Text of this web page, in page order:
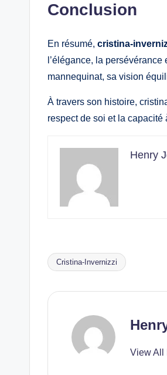
Conclusion
En résumé, cristina-
l’élégance, la
mannequinat, sa vision
À travers son histoire,
respect de soi et la
Henry
Tags:
Cristina-Invernizzi
View All